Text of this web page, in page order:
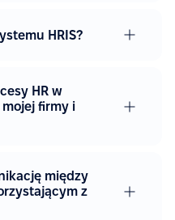
HRIS?
HR w
mojej firmy i
między
z